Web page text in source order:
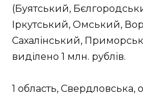
(Буятський,
Іркутський, Омський,
Сахалінський,
виділено 1 млн. рублів.
1 область, Свердловська,